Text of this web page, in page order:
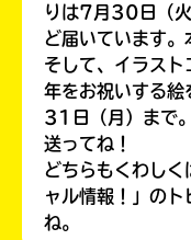
りは7月30日（
ど届いています。
そして、イラス
年をお祝いする
31日（月）まで
送ってね！
どちらもくわしく
ャル情報！」の
ね。